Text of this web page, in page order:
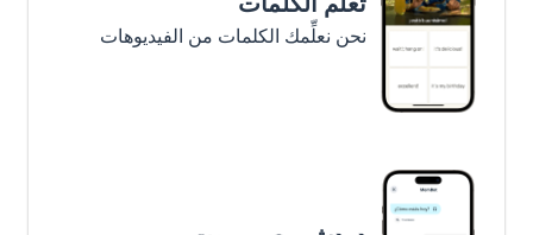
نحن نعلِّمك الكلمات من الفيديوهات